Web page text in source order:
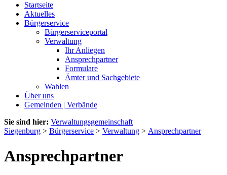
Startseite
Aktuelles
Bürgerservice
Bürgerserviceportal
Verwaltung
Ihr Anliegen
Ansprechpartner
Formulare
Ämter und Sachgebiete
Wahlen
Über uns
Gemeinden | Verbände
Sie sind hier: Verwaltungsgemeinschaft
Siegenburg > Bürgerservice > Verwaltung > Ansprechpartner
Ansprechpartner